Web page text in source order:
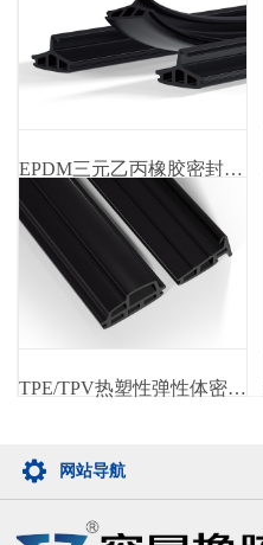
EPDM三元乙丙橡胶密封胶条
TPE/TPV热塑性弹性体密封胶条
网站导航